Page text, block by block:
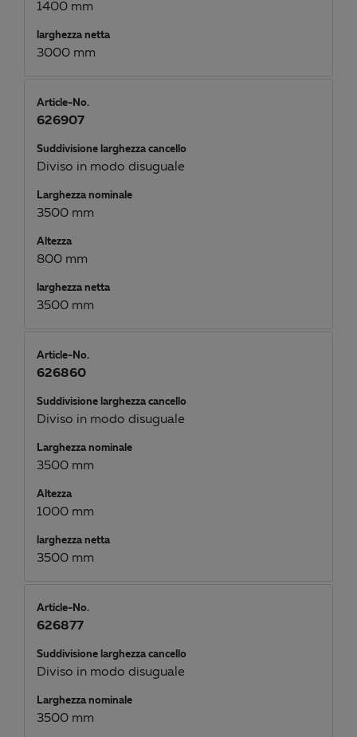
1400 mm
larghezza netta
3000 mm
Article-No.
626907
Suddivisione larghezza cancello
Diviso in modo disuguale
Larghezza nominale
3500 mm
Altezza
800 mm
larghezza netta
3500 mm
Article-No.
626860
Suddivisione larghezza cancello
Diviso in modo disuguale
Larghezza nominale
3500 mm
Altezza
1000 mm
larghezza netta
3500 mm
Article-No.
626877
Suddivisione larghezza cancello
Diviso in modo disuguale
Larghezza nominale
3500 mm